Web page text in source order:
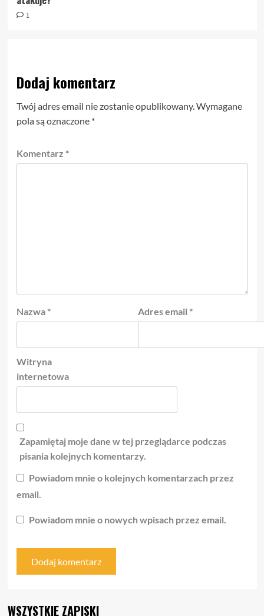
1
Dodaj komentarz
Twój adres email nie zostanie opublikowany.Wymagane
pola są oznaczone *
Komentarz *
Nazwa * Adres email *
Witryna
internetowa
Zapamiętaj moje dane w tej przeglądarce podczas
pisania kolejnych komentarzy.
Powiadom mnie o kolejnych komentarzach przez
email.
Powiadom mnie o nowych wpisach przez email.
WSZYSTKIE ZAPISKI